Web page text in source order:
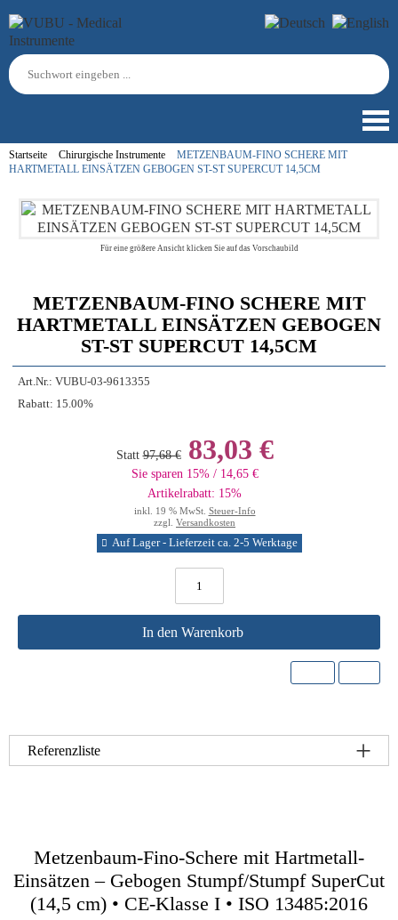
Startseite Chirurgische Instrumente
METZENBAUM-FINO SCHERE MIT
HARTMETALL EINSÄTZEN GEBOGEN ST-ST SUPERCUT 14,5CM
Für eine größere Ansicht klicken Sie auf das Vorschaubild
METZENBAUM-FINO SCHERE MIT
HARTMETALL EINSÄTZEN GEBOGEN
ST-ST SUPERCUT 14,5CM
Art.Nr.: VUBU-03-9613355
Rabatt: 15.00%
Statt 97,68 €83,03 €
Sie sparen 15% / 14,65 €
Artikelrabatt: 15%
inkl. 19 % MwSt. Steuer-Info
zzgl. Versandkosten
Auf Lager - Lieferzeit ca. 2-5 Werktage
In den Warenkorb
Referenzliste
Metzenbaum-Fino-Schere mit Hartmetall-
Einsätzen – Gebogen Stumpf/Stumpf SuperCut
(14,5 cm) • CE-Klasse I • ISO 13485:2016